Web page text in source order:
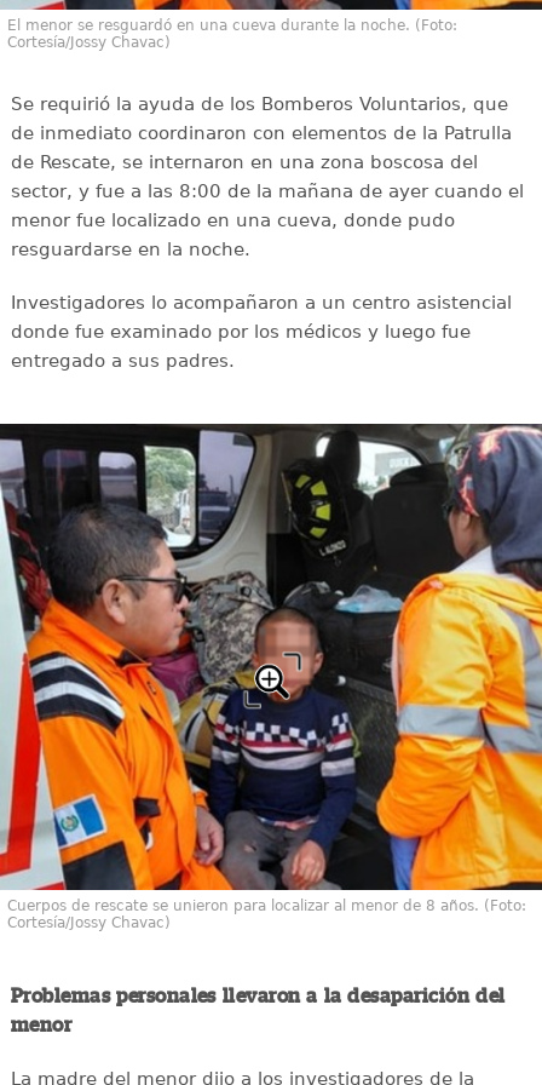
El menor se resguardó en una cueva durante la noche. (Foto:
Cortesía/Jossy Chavac)
Se requirió la ayuda de los Bomberos Voluntarios, que
de inmediato coordinaron con elementos de la Patrulla
de Rescate, se internaron en una zona boscosa del
sector, y fue a las 8:00 de la mañana de ayer cuando el
menor fue localizado en una cueva, donde pudo
resguardarse en la noche.
Investigadores lo acompañaron a un centro asistencial
donde fue examinado por los médicos y luego fue
entregado a sus padres.
Cuerpos de rescate se unieron para localizar al menor de 8 años. (Foto:
Cortesía/Jossy Chavac)
Problemas personales llevaron a la desaparición del
menor
La madre del menor dijo a los investigadores de la